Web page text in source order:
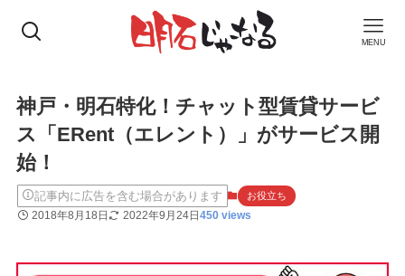
MENU
神戸・明石特化！チャット型賃貸サービ
ス「ERent（エレント）」がサービス開
始！
記事内に広告を含む場合があります お役立ち
2018年8月18日 2022年9月24日450 views